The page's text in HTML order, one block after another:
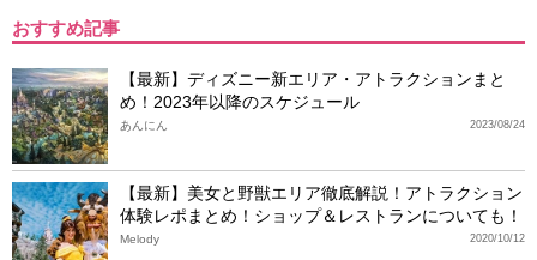
おすすめ記事
【最新】ディズニー新エリア・アトラクションまと
め！2023年以降のスケジュール
2023/08/24
あんにん
【最新】美女と野獣エリア徹底解説！アトラクション
体験レポまとめ！ショップ＆レストランについても！
2020/10/12
Melody